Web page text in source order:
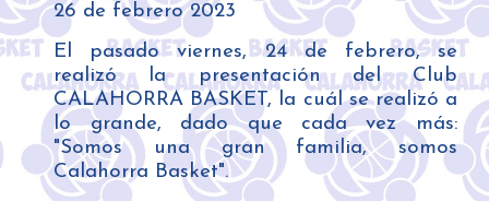
26 de febrero2023
El pasado viernes, 24 de febrero, se
realizó la presentación del Club
CALAHORRA BASKET, la cuál se realizó a
lo grande, dado que cada vez más:
"Somos una gran familia, somos
Calahorra Basket".